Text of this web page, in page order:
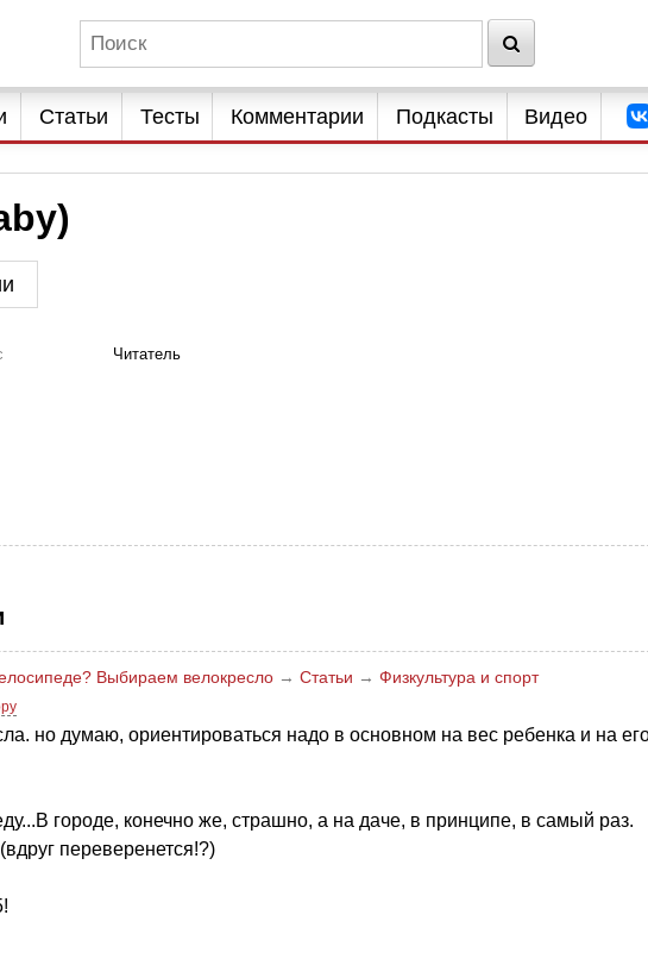
Статьи Тесты Комментарии Подкасты Видео
Читатель
Выбираем велокресло → Статьи → Физкультура и спорт
но думаю, ориентироваться надо в основном на вес ребенка и на
городе, конечно же, страшно, а на даче, в принципе, в самый раз.
переверенется!?)